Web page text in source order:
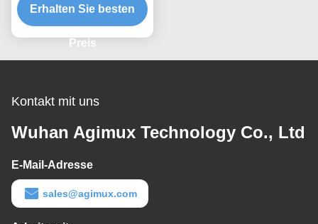
Erhalten Sie besten
Preis
Kontakt mit uns
Wuhan Agimux Technology Co., Ltd
E-Mail-Adresse
sales@agimux.com